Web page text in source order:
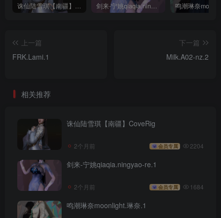
诛仙陆雪琪【南疆】CoveRig 剑来-宁姚qiaqia.ningyao-re.1
上一篇
FRK.Lami.1
下一篇
Milk.A02-nz.2
相关推荐
诛仙陆雪琪【南疆】CoveRig
2个月前 会员专属 2204
剑来-宁姚qiaqia.ningyao-re.1
2个月前 会员专属 1684
鸣潮琳奈moonlight.琳奈.1